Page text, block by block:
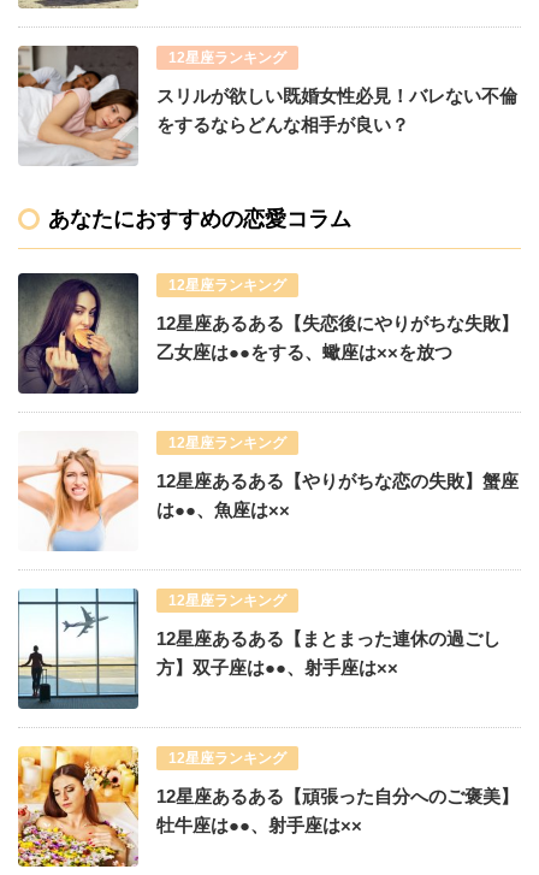
12星座ランキング
スリルが欲しい既婚女性必見！バレない不倫
をするならどんな相手が良い？
あなたにおすすめの恋愛コラム
12星座ランキング
12星座あるある【失恋後にやりがちな失敗】
乙女座は●●をする、蠍座は××を放つ
12星座ランキング
12星座あるある【やりがちな恋の失敗】蟹座
は●●、魚座は××
12星座ランキング
12星座あるある【まとまった連休の過ごし
方】双子座は●●、射手座は××
12星座ランキング
12星座あるある【頑張った自分へのご褒美】
牡牛座は●●、射手座は××